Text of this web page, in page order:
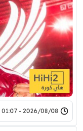
2026/08/08 - 01:07